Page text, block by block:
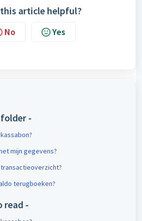
article helpful?
No Yes
-
mijn gegevens?
transactieoverzicht?
terugboeken?
read -